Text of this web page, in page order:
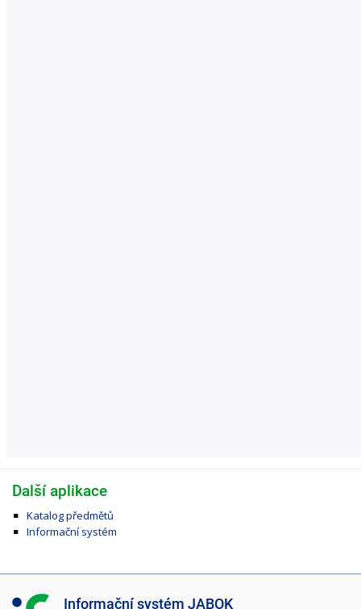
Další aplikace
Katalog předmětů
Informační systém
I Informační systém JABOK